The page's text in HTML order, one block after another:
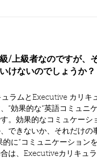
/上級者なのですが、
けないのでしょうか？
ラムとExecutive カリキ
”効果的な”英語コミュ
。効果的なコミュケー
できないか、それだけの
的に”コミュニケーショ
は、Executiveカリキュ